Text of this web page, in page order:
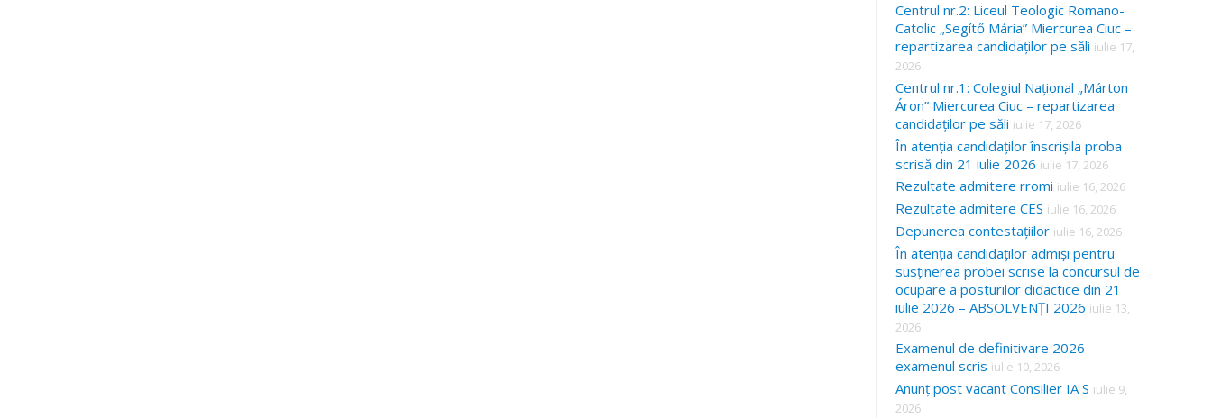
Centrul nr.2: Liceul Teologic Romano-
Catolic „Segítő Mária” Miercurea Ciuc –
repartizarea candidaților pe săli iulie 17,
2026
Centrul nr.1: Colegiul Național „Márton
Áron” Miercurea Ciuc – repartizarea
candidaților pe săli iulie 17, 2026
În atenția candidaților înscrișila proba
scrisă din 21 iulie 2026 iulie 17, 2026
Rezultate admitere rromi iulie 16, 2026
Rezultate admitere CES iulie 16, 2026
Depunerea contestațiilor iulie 16, 2026
În atenția candidaților admiși pentru
susținerea probei scrise la concursul de
ocupare a posturilor didactice din 21
iulie 2026 – ABSOLVENȚI 2026 iulie 13,
2026
Examenul de definitivare 2026 –
examenul scris iulie 10, 2026
Anunț post vacant Consilier IA S iulie 9,
2026